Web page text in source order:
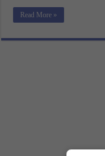
Read More »